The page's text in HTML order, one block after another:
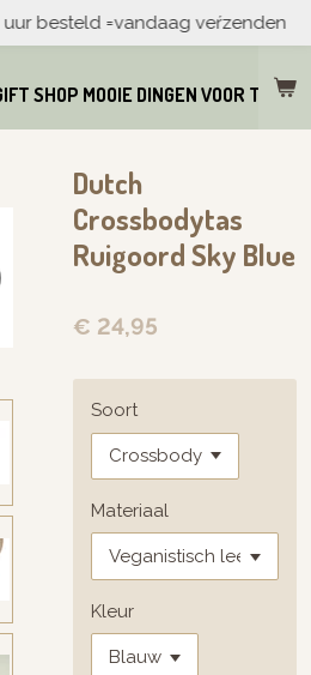
SHOP MOOIE DINGEN VOOR THUIS
besteld =vandaag veŕzenden
Dutch
Crossbodytas
Ruigoord Sky Blue
€ 24,95
Soort
Materiaal
Kleur